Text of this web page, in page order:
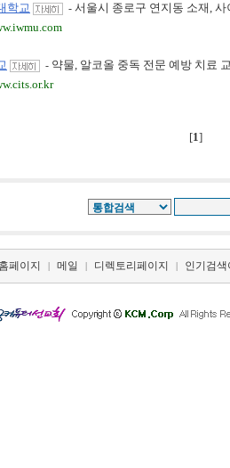
학교 - 서울시 종로구 연지동 소재, 사
- 약물, 알코올 중독 전문 예방 치료
[1]
홈페이지 | 메일 | 디렉토리페이지 | 인기검색